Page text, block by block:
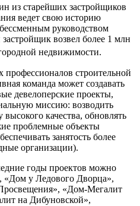
из старейших застройщиков
ведет свою историю
руководством
возвел более 1 млн
недвижимости.
строительной
команда может создавать
девелоперские проекты,
миссию: возводить
качества, обновлять
проблемные объекты
занятость более
организации).
годы проектов можно
у Ледового Дворца»,
«Дом-Мегалит
на Дибуновской»,